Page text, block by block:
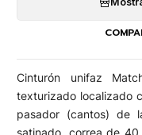
Cinturón unifaz
texturizado localizado
pasador (cantos) de
satinado, correa de